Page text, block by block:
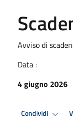
Avviso di
Data :
4 giugno 2026
Condividi